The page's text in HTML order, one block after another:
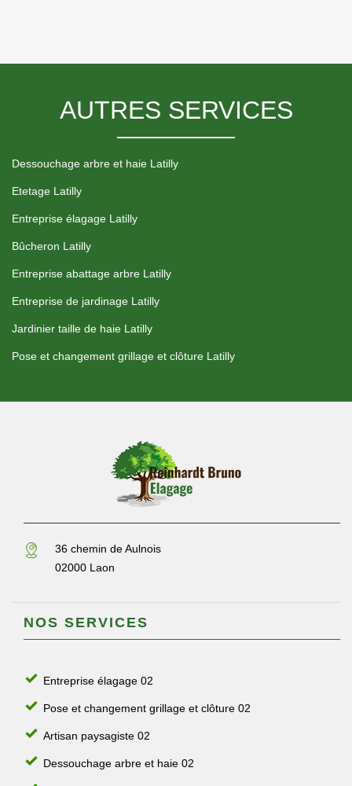
AUTRES SERVICES
Dessouchage arbre et haie Latilly
Etetage Latilly
Entreprise élagage Latilly
Bûcheron Latilly
Entreprise abattage arbre Latilly
Entreprise de jardinage Latilly
Jardinier taille de haie Latilly
Pose et changement grillage et clôture Latilly
36 chemin de Aulnois
02000 Laon
NOS SERVICES
Entreprise élagage 02
Pose et changement grillage et clôture 02
Artisan paysagiste 02
Dessouchage arbre et haie 02